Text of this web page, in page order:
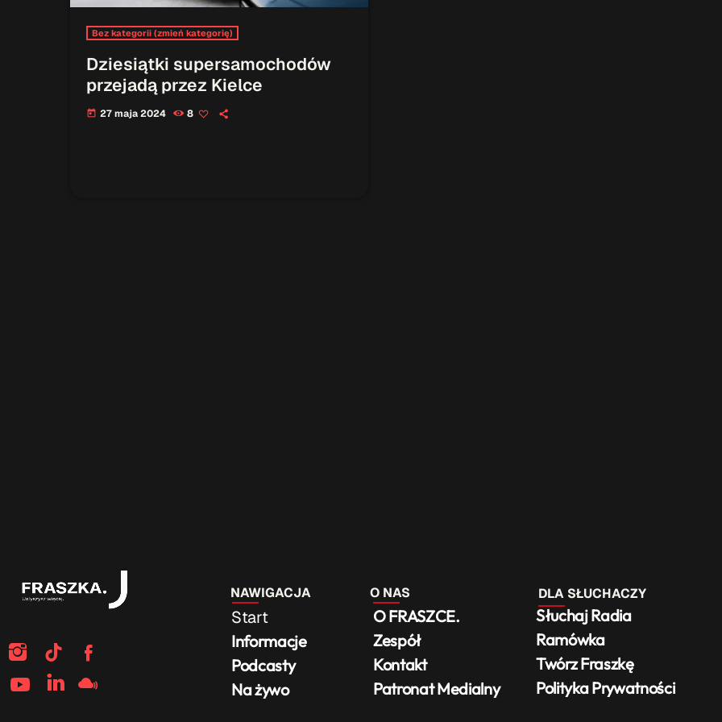
Bez kategorii (zmień kategorię)
Dziesiątki supersamochodów
przejadą przez Kielce
today 27 maja 2024 8
Start
Informacje
Podcasty
Na żywo
O FRASZCE.
Zespół
Kontakt
Patronat Medialny
NAWIGACJA
Słuchaj Radia
Ramówka
Twórz Fraszkę
Polityka Prywatności
DLA SŁUCHACZY
O NAS